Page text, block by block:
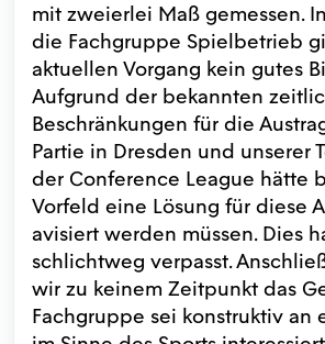
mit zweierlei Maß gemessen.
die Fachgruppe Spielbetrieb
aktuellen Vorgang kein gutes
Aufgrund der bekannten
Beschränkungen für die
Partie in Dresden und unserer
der Conference League hätte
Vorfeld eine Lösung für diese
avisiert werden müssen. Dies
schlichtweg verpasst.
wir zu keinem Zeitpunkt das
Fachgruppe sei konstruktiv an